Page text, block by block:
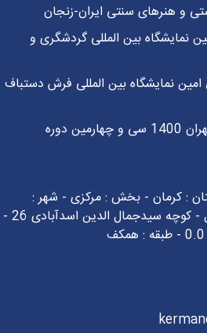
هنرهای سنتی ایران-زنجان
بین المللی گردشگری و
نمایشگاه بین المللی فرش دستباف
: کرمان - بخش : مرکزی - شهر :
کرمان - محله : سلسبیل - کوچه سیدجمال الدین اسدآبادی 26 -